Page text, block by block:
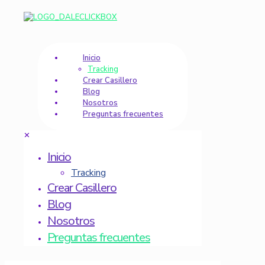
Inicio
Tracking
Crear Casillero
Blog
Nosotros
Preguntas frecuentes
✕
Inicio
Tracking
Crear Casillero
Blog
Nosotros
Preguntas frecuentes